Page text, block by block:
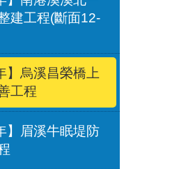
建工程(斷面12-
】烏溪昌榮橋上
工程
】眉溪牛眠堤防